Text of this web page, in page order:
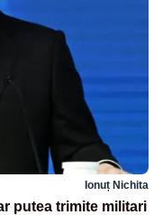
Ionuț Nichita
putea trimite militari